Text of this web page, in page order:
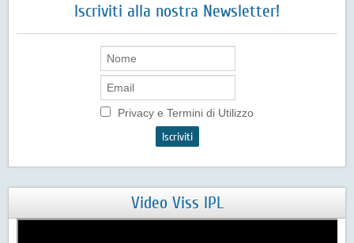
Iscriviti alla nostra Newsletter!
Privacy e Termini di Utilizzo
Video Viss IPL